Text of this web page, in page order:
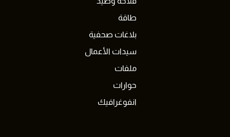
طاقة
بلاغات صحفية
سيدات الأعمال
ملفات
حوارات
انفوغرافيك